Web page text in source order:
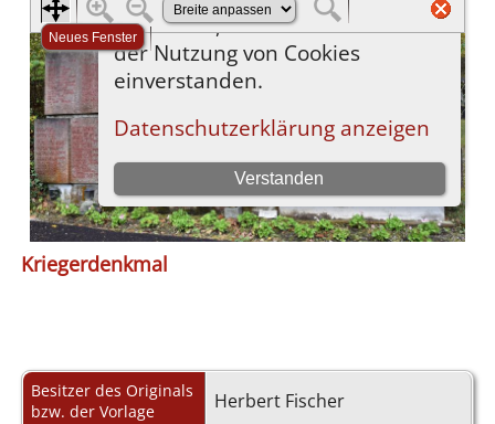
Kriegerdenkmal
Besitzer des Originals
bzw. der Vorlage
Herbert Fischer